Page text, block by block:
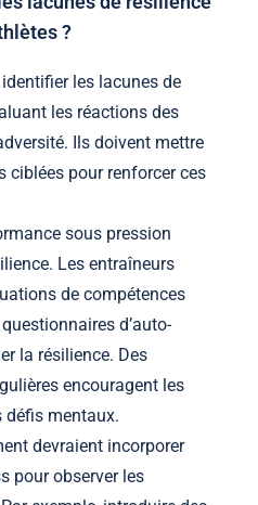
?
les lacunes de
les réactions des
Ils doivent mettre
ciblées pour renforcer ces
sous pression
Les entraîneurs
de compétences
d’auto-
la résilience. Des
encouragent les
défis mentaux.
devraient incorporer
pour observer les